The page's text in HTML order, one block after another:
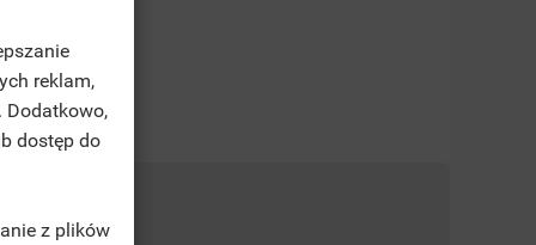
reklam,
Dodatkowo,
dostęp do
z plików